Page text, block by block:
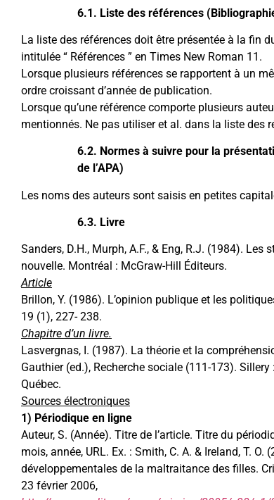
6.1. Liste des références
La liste des références doit être présentée à la fin
intitulée “ Références ” en Times New Roman 11.
Lorsque plusieurs références se rapportent à un
ordre croissant d’année de publication.
Lorsque qu’une référence comporte plusieurs
mentionnés. Ne pas utiliser et al. dans la liste des
6.2. Normes à suivre pour la
de l’APA)
Les noms des auteurs sont saisis en petites
6.3. Livre
Sanders, D.H., Murph, A.F., & Eng, R.J. (1984). Les
nouvelle. Montréal : McGraw-Hill Éditeurs.
Article
Brillon, Y. (1986). L’opinion publique et les
19 (1), 227- 238.
Chapitre d’un livre.
Lasvergnas, I. (1987). La théorie et la
Gauthier (ed.), Recherche sociale (111-173). Sillery
Québec.
Sources électroniques
1) Périodique en ligne
Auteur, S. (Année). Titre de l’article. Titre du
mois, année, URL. Ex. : Smith, C. A. & Ireland, T. O.
développementales de la maltraitance des filles.
23 février 2006,